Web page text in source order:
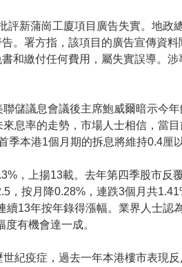
評新蒲崗工廈項目廣告失實。地
。署方指，該項目的廣告宣傳資
和繳付任何費用，屬失實誤導。
儲議息會議後主席鮑威爾暗示今
息率的走勢，市場人士相信，當
本港1個月期的拆息將維持0.4厘
，上揚13載。去年第四季股市
按月降0.28%，連跌3個月共
13年按年錄得漲幅。業界人士認
有機會達一成。
紀疫症，過去一年本港樓市表現